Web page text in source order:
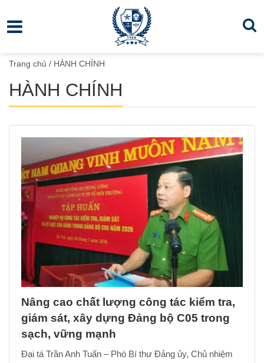
Trang chủ / HÀNH CHÍNH
HÀNH CHÍNH
Nâng cao chất lượng công tác kiểm tra,
giám sát, xây dựng Đảng bộ C05 trong
sạch, vững mạnh
Đại tá Trần Anh Tuấn – Phó Bí thư Đảng ủy, Chủ nhiệm